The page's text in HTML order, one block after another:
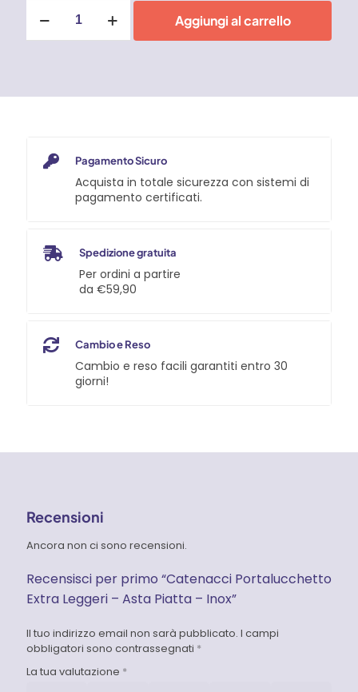
Portalucchetto
Extra
Piatta
Aggiungi al carrello
Pagamento Sicuro
Acquista in totale sicurezza con sistemi di
pagamento certificati.
Spedizione gratuita
Per ordini a partire
da €59,90
Cambio e Reso
Cambio e reso facili garantiti entro 30
giorni!
Recensioni
Ancora non ci sono recensioni.
Recensisci per primo “Catenacci Portalucchetto
Extra Leggeri – Asta Piatta – Inox”
Il tuo indirizzo email non sarà pubblicato. I campi
obbligatori sono contrassegnati *
La tua valutazione *